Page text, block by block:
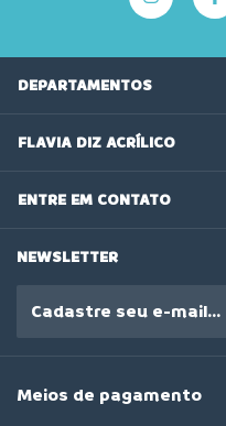
DEPARTAMENTOS
FLAVIA DIZ ACRÍLICO
ENTRE EM CONTATO
NEWSLETTER
Meios de pagamento